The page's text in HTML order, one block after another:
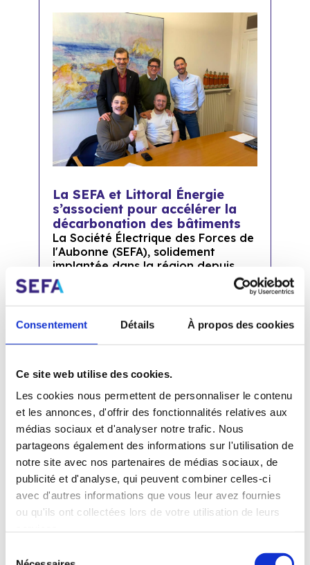
Consentement Détails À propos des cookies
Ce site web utilise des cookies.
Les cookies nous permettent de personnaliser le contenu
et les annonces, d'offrir des fonctionnalités relatives aux
médias sociaux et d'analyser notre trafic. Nous
partageons également des informations sur l'utilisation de
notre site avec nos partenaires de médias sociaux, de
publicité et d'analyse, qui peuvent combiner celles-ci
avec d'autres informations que vous leur avez fournies
ou qu'ils ont collectées lors de votre utilisation de leurs
La SEFA et Littoral Énergie
s’associent pour accélérer la
décarbonation des bâtiments
La Société Électrique des Forces de
l'Aubonne (SEFA), solidement
implantée dans la région depuis
130 ans, annonce une prise de
participation minoritaire de 30 %
dans Littoral Energie, jeune
entreprise prometteuse fondée en
expérience et...